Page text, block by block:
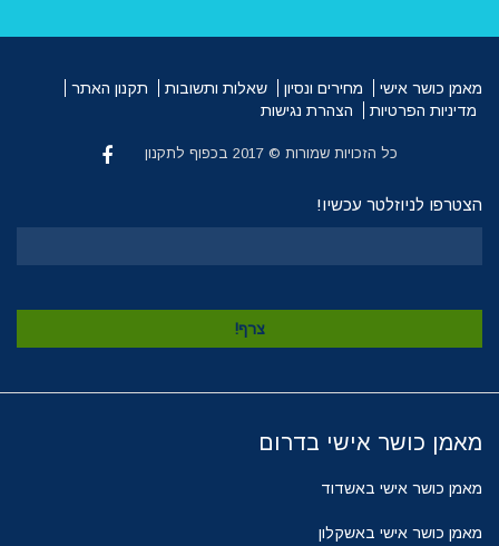
מאמן כושר אישי מחירים ונסיון שאלות ותשובות
תקנון האתר
מדיניות הפרטיות
הצהרת נגישות
כל הזכויות שמורות © 2017 בכפוף לתקנון
הצטרפו לניוזלטר עכשיו!
מאמן כושר אישי בדרום
מאמן כושר אישי באשדוד
מאמן כושר אישי באשקלון